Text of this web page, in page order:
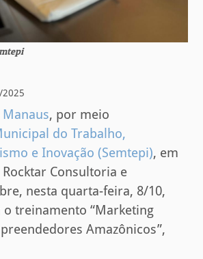
2025
, por meio
do Trabalho,
e Inovação (Semtepi), em
Consultoria e
nesta quarta-feira, 8/10,
treinamento “Marketing
Amazônicos”,